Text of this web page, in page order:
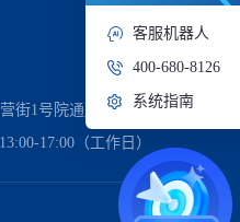
街1号院通用时代中心
17:00（工作日）
客服机器人
400-680-8126
系统指南